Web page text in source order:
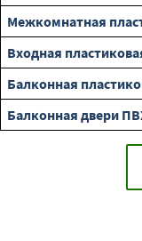
Межкомнатная
Входная
Балконная
Балконная двери